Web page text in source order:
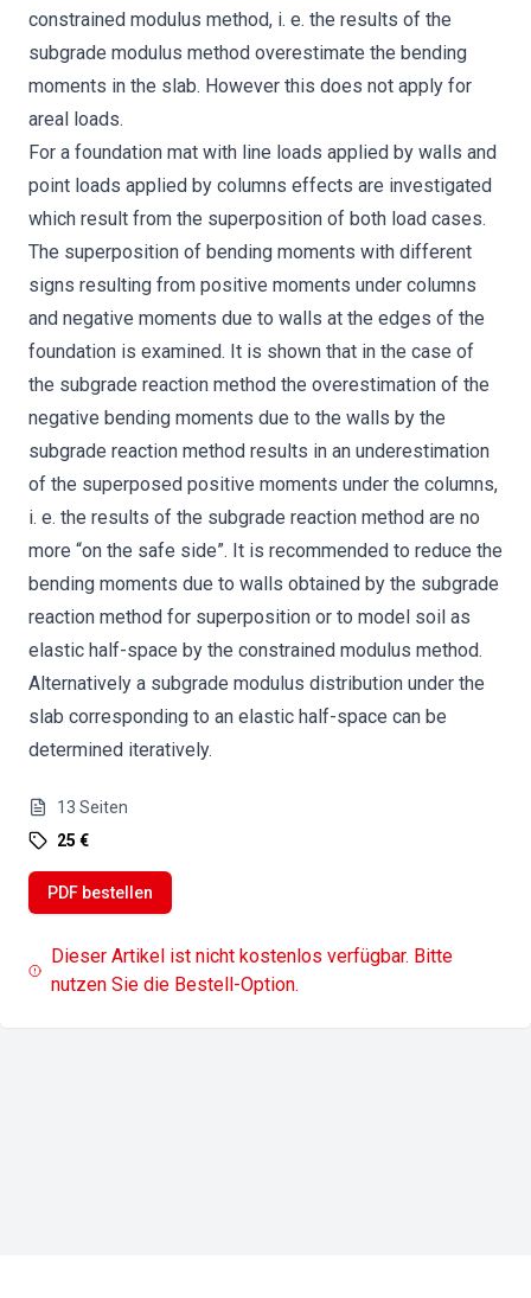
constrained modulus method, i. e. the results of the
subgrade modulus method overestimate the bending
moments in the slab. However this does not apply for
areal loads.
For a foundation mat with line loads applied by walls and
point loads applied by columns effects are investigated
which result from the superposition of both load cases.
The superposition of bending moments with different
signs resulting from positive moments under columns
and negative moments due to walls at the edges of the
foundation is examined. It is shown that in the case of
the subgrade reaction method the overestimation of the
negative bending moments due to the walls by the
subgrade reaction method results in an underestimation
of the superposed positive moments under the columns,
i. e. the results of the subgrade reaction method are no
more “on the safe side”. It is recommended to reduce the
bending moments due to walls obtained by the subgrade
reaction method for superposition or to model soil as
elastic half-space by the constrained modulus method.
Alternatively a subgrade modulus distribution under the
slab corresponding to an elastic half-space can be
determined iteratively.
13 Seiten
25 €
PDF bestellen
Dieser Artikel ist nicht kostenlos verfügbar. Bitte
nutzen Sie die Bestell-Option.